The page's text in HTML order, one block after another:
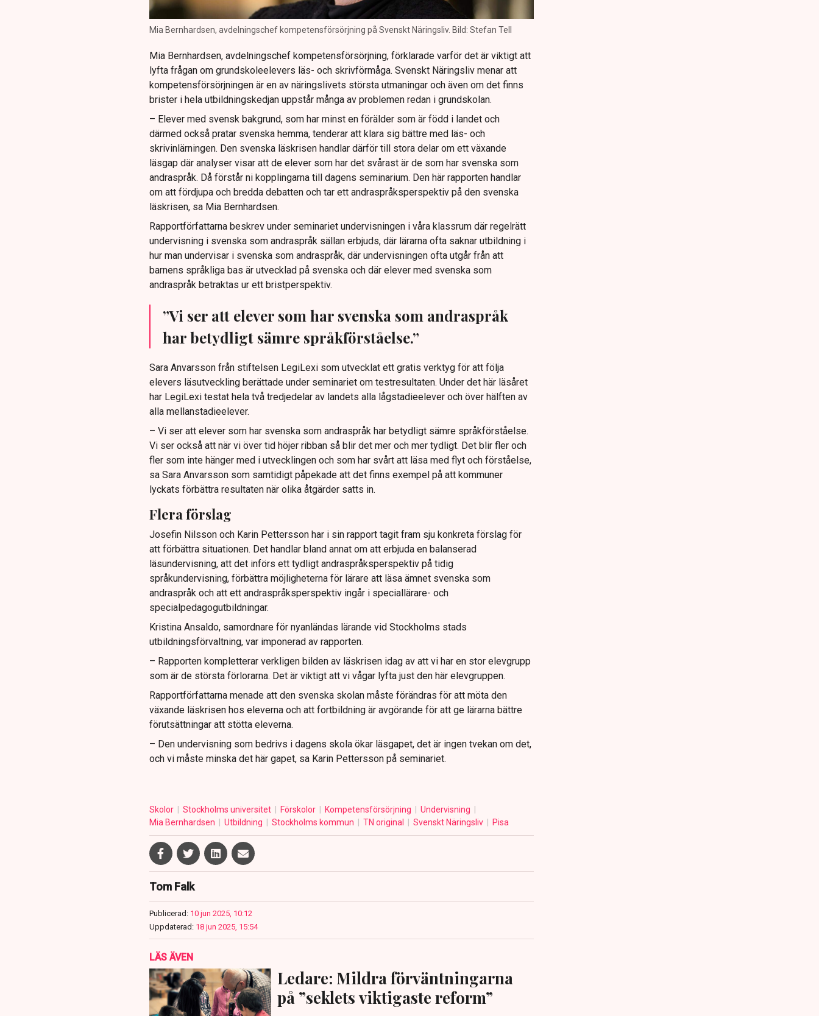
Mia Bernhardsen, avdelningschef kompetensförsörjning på Svenskt Näringsliv. Bild: Stefan Tell
Mia Bernhardsen, avdelningschef kompetensförsörjning, förklarade varför det är viktigt att
lyfta frågan om grundskoleelevers läs- och skrivförmåga. Svenskt Näringsliv menar att
kompetensförsörjningen är en av näringslivets största utmaningar och även om det finns
brister i hela utbildningskedjan uppstår många av problemen redan i grundskolan.
– Elever med svensk bakgrund, som har minst en förälder som är född i landet och
därmed också pratar svenska hemma, tenderar att klara sig bättre med läs- och
skrivinlärningen. Den svenska läskrisen handlar därför till stora delar om ett växande
läsgap där analyser visar att de elever som har det svårast är de som har svenska som
andraspråk. Då förstår ni kopplingarna till dagens seminarium. Den här rapporten handlar
om att fördjupa och bredda debatten och tar ett andraspråksperspektiv på den svenska
läskrisen, sa Mia Bernhardsen.
Rapportförfattarna beskrev under seminariet undervisningen i våra klassrum där regelrätt
undervisning i svenska som andraspråk sällan erbjuds, där lärarna ofta saknar utbildning i
hur man undervisar i svenska som andraspråk, där undervisningen ofta utgår från att
barnens språkliga bas är utvecklad på svenska och där elever med svenska som
andraspråk betraktas ur ett bristperspektiv.
”Vi ser att elever som har svenska som andraspråk
har betydligt sämre språkförståelse.”
Sara Anvarsson från stiftelsen LegiLexi som utvecklat ett gratis verktyg för att följa
elevers läsutveckling berättade under seminariet om testresultaten. Under det här läsåret
har LegiLexi testat hela två tredjedelar av landets alla lågstadieelever och över hälften av
alla mellanstadieelever.
– Vi ser att elever som har svenska som andraspråk har betydligt sämre språkförståelse.
Vi ser också att när vi över tid höjer ribban så blir det mer och mer tydligt. Det blir fler och
fler som inte hänger med i utvecklingen och som har svårt att läsa med flyt och förståelse,
sa Sara Anvarsson som samtidigt påpekade att det finns exempel på att kommuner
lyckats förbättra resultaten när olika åtgärder satts in.
Flera förslag
Josefin Nilsson och Karin Pettersson har i sin rapport tagit fram sju konkreta förslag för
att förbättra situationen. Det handlar bland annat om att erbjuda en balanserad
läsundervisning, att det införs ett tydligt andraspråksperspektiv på tidig
språkundervisning, förbättra möjligheterna för lärare att läsa ämnet svenska som
andraspråk och att ett andraspråksperspektiv ingår i speciallärare- och
specialpedagogutbildningar.
Kristina Ansaldo, samordnare för nyanländas lärande vid Stockholms stads
utbildningsförvaltning, var imponerad av rapporten.
– Rapporten kompletterar verkligen bilden av läskrisen idag av att vi har en stor elevgrupp
som är de största förlorarna. Det är viktigt att vi vågar lyfta just den här elevgruppen.
Rapportförfattarna menade att den svenska skolan måste förändras för att möta den
växande läskrisen hos eleverna och att fortbildning är avgörande för att ge lärarna bättre
förutsättningar att stötta eleverna.
– Den undervisning som bedrivs i dagens skola ökar läsgapet, det är ingen tvekan om det,
och vi måste minska det här gapet, sa Karin Pettersson på seminariet.
Skolor Stockholms universitet Förskolor Kompetensförsörjning
Undervisning
Mia Bernhardsen
Utbildning Stockholms kommun TN original Svenskt Näringsliv Pisa
Tom Falk
Publicerad: 10 jun 2025, 10:12
Uppdaterad: 18 jun 2025, 15:54
LÄS ÄVEN
Ledare: Mildra förväntningarna
på ”seklets viktigaste reform”